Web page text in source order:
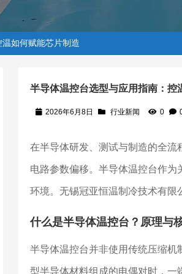
南：控温如何赋能芯片制造
如何赋能芯片制造
半导体温控台选型与应用指南：控
2026年6月8日 行业新闻 0
在半导体研发、测试与制造的全流
电路参数偏移。半导体温控台作
环境。无锡冠亚恒温制冷技术有限
什么是半导体温控台？原理与
半导体温控台并非使用传统压缩机
型半导体材料组成的电偶对时，